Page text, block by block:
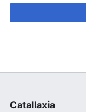
Catallaxia